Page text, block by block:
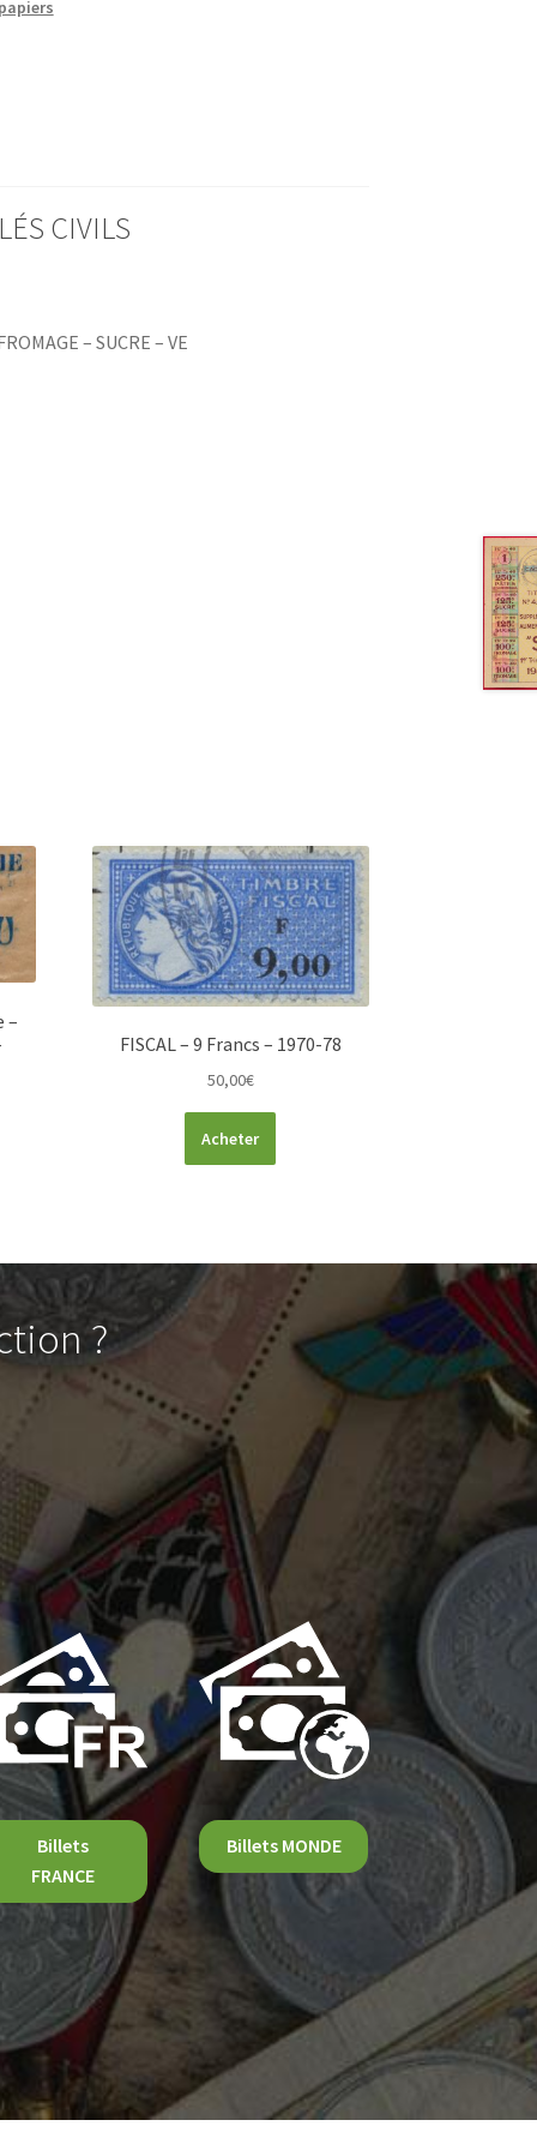
CIVILS
– SUCRE – VE
–
FISCAL – 9 Francs – 1970-78
50,00€
Acheter
?
Billets
FRANCE
Billets MONDE